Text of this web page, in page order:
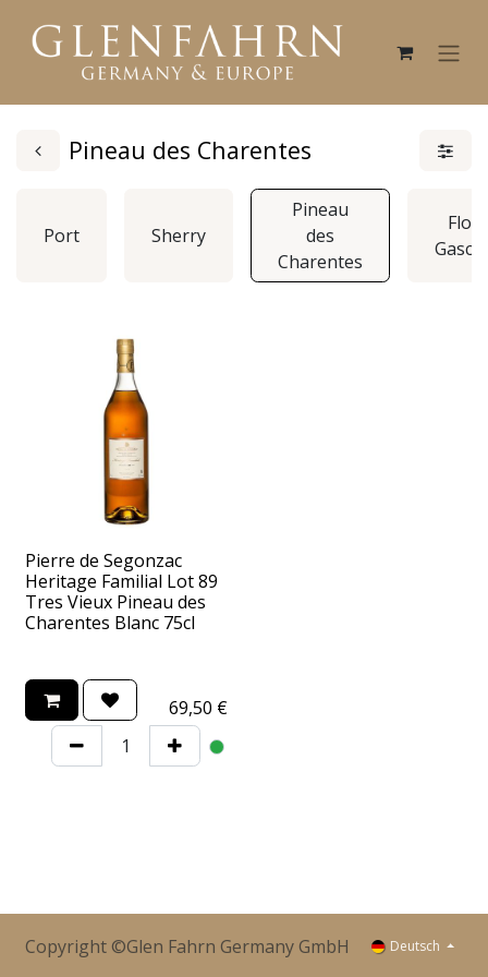
Pineau des Charentes
Port Sherry
Pineau
des
Charentes
Floc
Pierre de Segonzac
Heritage Familial Lot 89
Tres Vieux Pineau des
Charentes Blanc 75cl
69,50 €
Copyright ©Glen Fahrn Germany GmbH Deutsch